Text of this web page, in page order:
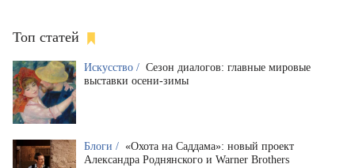
Топ статей
Искусство / Сезон диалогов: главные мировые
выставки осени-зимы
Блоги / «Охота на Саддама»: новый проект
Александра Роднянского и Warner Brothers